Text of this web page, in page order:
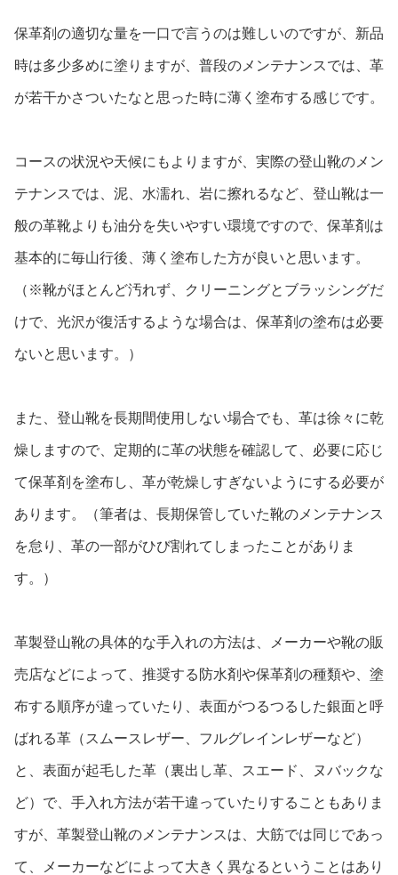
保革剤の適切な量を一口で言うのは難しいのですが、新品
時は多少多めに塗りますが、普段のメンテナンスでは、革
が若干かさついたなと思った時に薄く塗布する感じです。
コースの状況や天候にもよりますが、実際の登山靴のメン
テナンスでは、泥、水濡れ、岩に擦れるなど 、登山靴は一
般の革靴よりも油分を失いやすい環境ですので、保革剤は
基本的に毎山行後、薄く塗布した方が良いと思います。
（※靴がほとんど汚れず、クリーニングとブラッシングだ
けで、光沢が復活するような場合は、保革剤の塗布は必要
ないと思います。）
また、登山靴を長期間使用しない場合でも、革は徐々に乾
燥しますので、定期的に革の状態を確認して、必要に応じ
て保革剤を塗布し、革が乾燥しすぎないようにする必要が
あります。（筆者は、長期保管していた靴のメンテナンス
を怠り、革の一部がひび割れてしまったことがありま
す。）
革製登山靴の具体的な手入れの方法は、メーカーや靴の販
売店などによって、推奨する防水剤や保革剤の種類や、塗
布する順序が違っていたり、表面がつるつるした銀面と呼
ばれる革（スムースレザー、フルグレインレザーなど）
と、表面が起毛した革（裏出し革、スエード、ヌバックな
ど）で、手入れ方法が若干違っていたりすることもありま
すが、革製登山靴のメンテナンスは、大筋では同じであっ
て、メーカーなどによって大きく異なるということはあり